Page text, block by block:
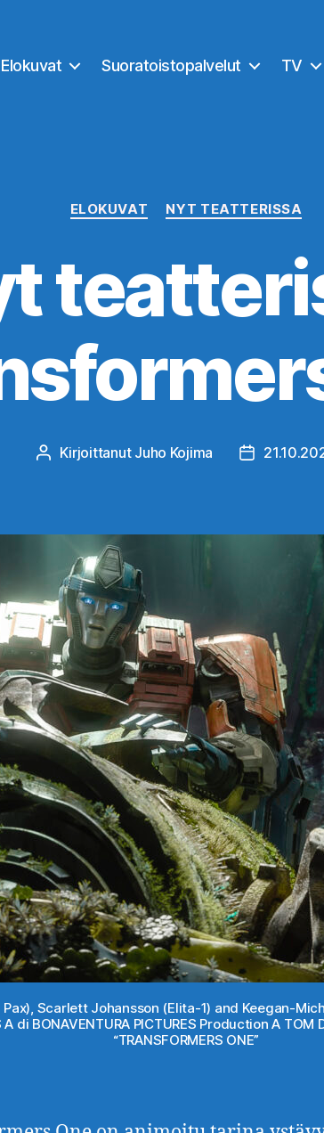
Elokuvat Suoratoistopalvelut TV
Kategoriat
ELOKUVAT NYT TEATTERISSA
Kirjoittaja
Kirjoittanut Juho Kojima
Scarlett Johansson (Elita-1) and Keegan-
di BONAVENTURA PICTURES Production A
“TRANSFORMERS ONE”